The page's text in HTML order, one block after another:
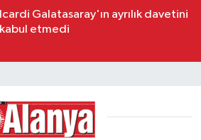
Icardi Galatasaray'ın ayrılık davetini
kabul etmedi